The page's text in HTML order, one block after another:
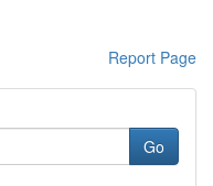
Report Page
Go